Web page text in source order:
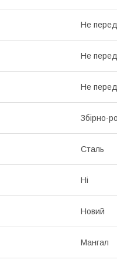
Не
Не
Не
Збірно-
Сталь
Ні
Новий
Мангал